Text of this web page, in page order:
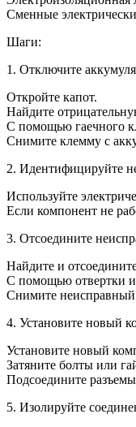
Сменные
Шаги:
1. Отключите
Откройте капот.
Найдите
С помощью гаечного
Снимите клемму с
2. Идентифицируйте
Используйте
Если компонент не
3. Отсоедините
Найдите и
С помощью отвертки
Снимите неисправный
4. Установите новый
Установите новый
Затяните болты или
Подсоедините
5. Изолируйте